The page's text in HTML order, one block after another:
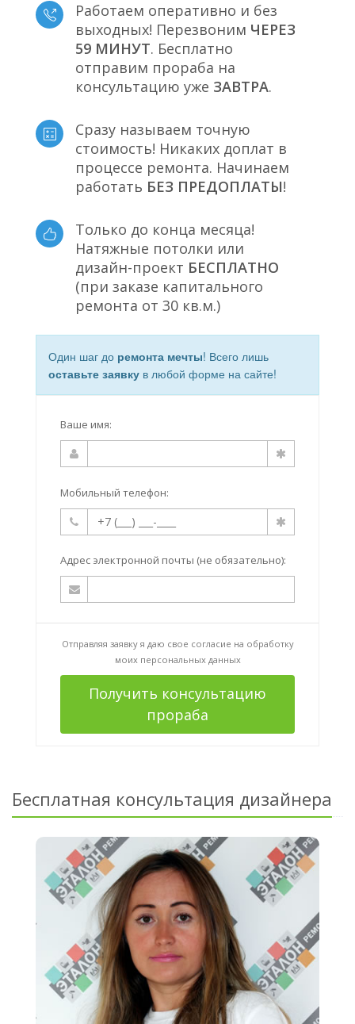
Работаем оперативно и без
выходных! Перезвоним ЧЕРЕЗ
59 МИНУТ. Бесплатно
отправим прораба на
консультацию уже ЗАВТРА.
Сразу называем точную
стоимость! Никаких доплат в
процессе ремонта. Начинаем
работать БЕЗ ПРЕДОПЛАТЫ!
Только до конца месяца!
Натяжные потолки или
дизайн-проект БЕСПЛАТНО
(при заказе капитального
ремонта от 30 кв.м.)
Один шаг до ремонта мечты! Всего лишь
оставьте заявку в любой форме на сайте!
Ваше имя:
Мобильный телефон:
Адрес электронной почты (не обязательно):
Отправляя заявку я даю свое согласие на обработку
моих персональных данных
Получить консультацию
прораба
Бесплатная консультация дизайнера